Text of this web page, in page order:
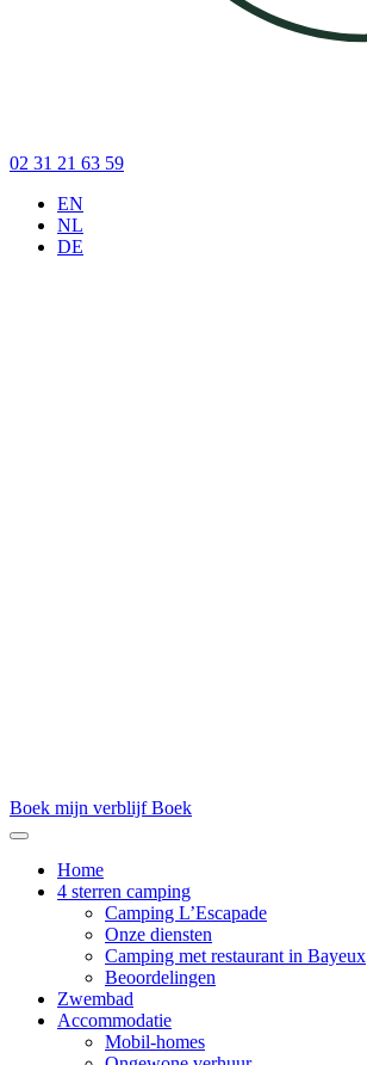
02 31 21 63 59
EN
NL
DE
Boek mijn verblijf Boek
Home
4 sterren camping
Camping L’Escapade
Onze diensten
Camping met restaurant in Bayeux
Beoordelingen
Zwembad
Accommodatie
Mobil-homes